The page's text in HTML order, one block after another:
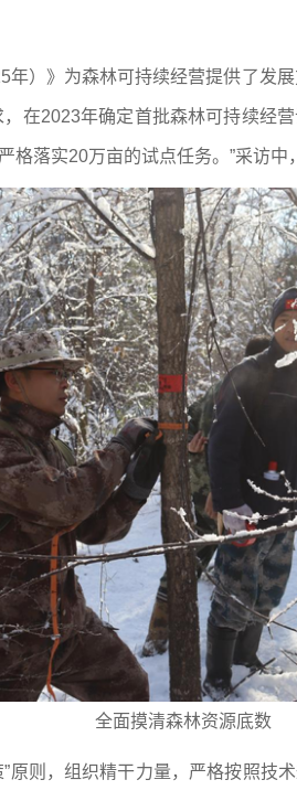
）》为森林可持续经营提供了发
在2023年确定首批森林可持续经
落实20万亩的试点任务。”采访中
全面摸清森林资源底数
原则，组织精干力量，严格按照